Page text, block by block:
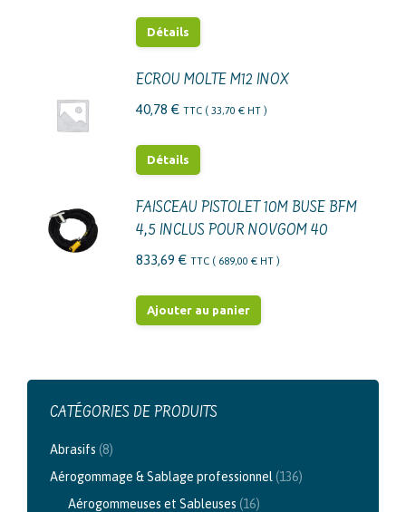
Détails
ECROU MOLTE M12 INOX
40,78 € TTC ( 33,70 € HT )
Détails
FAISCEAU PISTOLET 10M BUSE BFM
4,5 INCLUS POUR NOVGOM 40
833,69 € TTC ( 689,00 € HT )
Ajouter au panier
CATÉGORIES DE PRODUITS
Abrasifs (8)
Aérogommage & Sablage professionnel (136)
Aérogommeuses et Sableuses (16)